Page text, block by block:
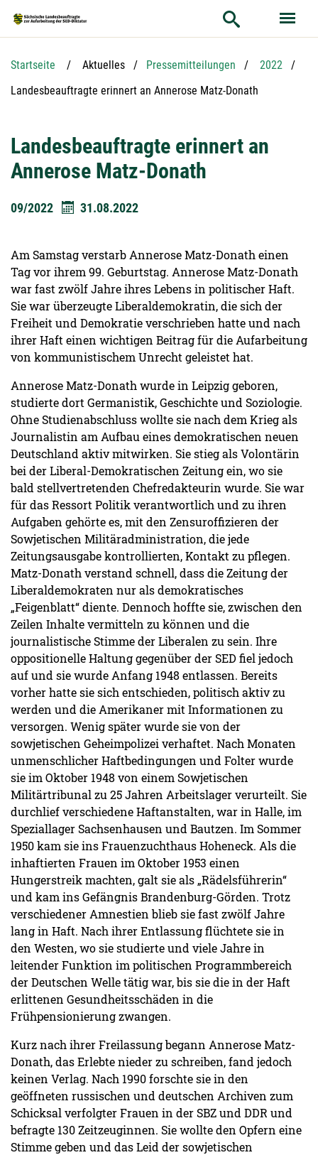
Service
Startseite Aktuelles Pressemitteilungen
2022
Aktuelle Seite:
Landesbeauftragte erinnert an Annerose Matz-Donath
Landesbeauftragte erinnert an
Annerose Matz-Donath
09/2022 31.08.2022
Am Samstag verstarb Annerose Matz-Donath einen
Tag vor ihrem 99. Geburtstag. Annerose Matz-Donath
war fast zwölf Jahre ihres Lebens in politischer Haft.
Sie war überzeugte Liberaldemokratin, die sich der
Freiheit und Demokratie verschrieben hatte und nach
ihrer Haft einen wichtigen Beitrag für die Aufarbeitung
von kommunistischem Unrecht geleistet hat.
Annerose Matz-Donath wurde in Leipzig geboren,
studierte dort Germanistik, Geschichte und Soziologie.
Ohne Studienabschluss wollte sie nach dem Krieg als
Journalistin am Aufbau eines demokratischen neuen
Deutschland aktiv mitwirken. Sie stieg als Volontärin
bei der Liberal-Demokratischen Zeitung ein, wo sie
bald stellvertretenden Chefredakteurin wurde. Sie war
für das Ressort Politik verantwortlich und zu ihren
Aufgaben gehörte es, mit den Zensuroffizieren der
Sowjetischen Militäradministration, die jede
Zeitungsausgabe kontrollierten, Kontakt zu pflegen.
Matz-Donath verstand schnell, dass die Zeitung der
Liberaldemokraten nur als demokratisches
„Feigenblatt“ diente. Dennoch hoffte sie, zwischen den
Zeilen Inhalte vermitteln zu können und die
journalistische Stimme der Liberalen zu sein. Ihre
oppositionelle Haltung gegenüber der SED fiel jedoch
auf und sie wurde Anfang 1948 entlassen. Bereits
vorher hatte sie sich entschieden, politisch aktiv zu
werden und die Amerikaner mit Informationen zu
versorgen. Wenig später wurde sie von der
sowjetischen Geheimpolizei verhaftet. Nach Monaten
unmenschlicher Haftbedingungen und Folter wurde
sie im Oktober 1948 von einem Sowjetischen
Militärtribunal zu 25 Jahren Arbeitslager verurteilt. Sie
durchlief verschiedene Haftanstalten, war in Halle, im
Speziallager Sachsenhausen und Bautzen. Im Sommer
1950 kam sie ins Frauenzuchthaus Hoheneck. Als die
inhaftierten Frauen im Oktober 1953 einen
Hungerstreik machten, galt sie als „Rädelsführerin“
und kam ins Gefängnis Brandenburg-Görden. Trotz
verschiedener Amnestien blieb sie fast zwölf Jahre
lang in Haft. Nach ihrer Entlassung flüchtete sie in
den Westen, wo sie studierte und viele Jahre in
leitender Funktion im politischen Programmbereich
der Deutschen Welle tätig war, bis sie die in der Haft
erlittenen Gesundheitsschäden in die
Frühpensionierung zwangen.
Kurz nach ihrer Freilassung begann Annerose Matz-
Donath, das Erlebte nieder zu schreiben, fand jedoch
keinen Verlag. Nach 1990 forschte sie in den
geöffneten russischen und deutschen Archiven zum
Schicksal verfolgter Frauen in der SBZ und DDR und
befragte 130 Zeitzeuginnen. Sie wollte den Opfern eine
Stimme geben und das Leid der sowjetischen